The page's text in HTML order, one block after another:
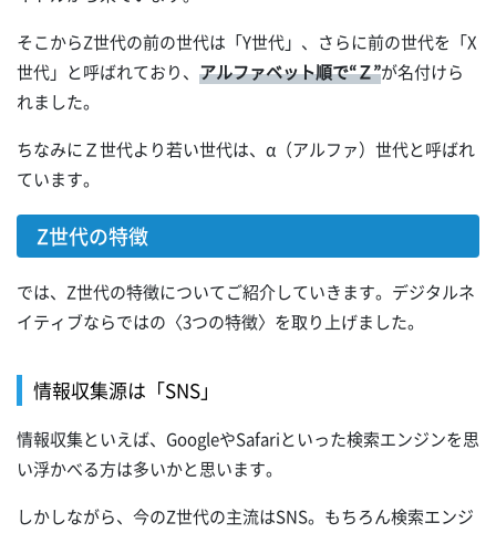
そこからZ世代の前の世代は「Y世代」、さらに前の世代を「X
世代」と呼ばれており、 アルファベット順で“Ｚ”が名付けら
れました。
ちなみにＺ世代より若い世代は、α（アルファ）世代と呼ばれ
ています。
Z世代の特徴
では、Z世代の特徴についてご紹介していきます。デジタルネ
イティブならではの〈3つの特徴〉を取り上げました。
情報収集源は「SNS」
情報収集といえば、GoogleやSafariといった検索エンジンを思
い浮かべる方は多いかと思います。
しかしながら、今のZ世代の主流はSNS。もちろん検索エンジ